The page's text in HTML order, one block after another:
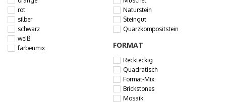
rot
silber
schwarz
weiß
farbenmix
Naturstein
Steingut
Quarzkompositstein
FORMAT
Reckteckig
Quadratisch
Format-Mix
Brickstones
Mosaik